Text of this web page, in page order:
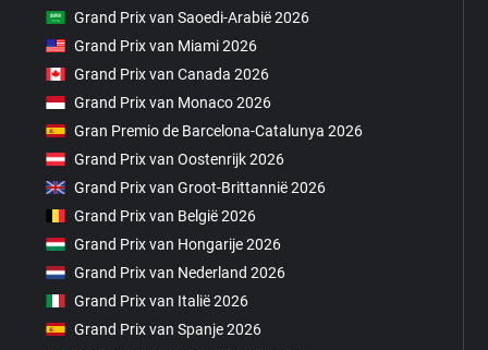
Grand Prix van Saoedi-Arabië 2026
Grand Prix van Miami 2026
Grand Prix van Canada 2026
Grand Prix van Monaco 2026
Gran Premio de Barcelona-Catalunya 2026
Grand Prix van Oostenrijk 2026
Grand Prix van Groot-Brittannië 2026
Grand Prix van België 2026
Grand Prix van Hongarije 2026
Grand Prix van Nederland 2026
Grand Prix van Italië 2026
Grand Prix van Spanje 2026